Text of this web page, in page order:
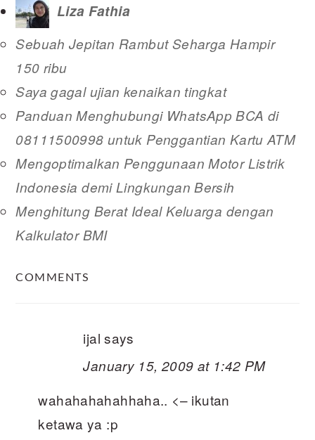
Liza Fathia
Sebuah Jepitan Rambut Seharga Hampir
150 ribu
Saya gagal ujian kenaikan tingkat
Panduan Menghubungi WhatsApp BCA di
08111500998 untuk Penggantian Kartu ATM
Mengoptimalkan Penggunaan Motor Listrik
Indonesia demi Lingkungan Bersih
Menghitung Berat Ideal Keluarga dengan
Kalkulator BMI
COMMENTS
ijal says
January 15, 2009 at 1:42 PM
wahahahahahhaha.. <– ikutan
ketawa ya :p